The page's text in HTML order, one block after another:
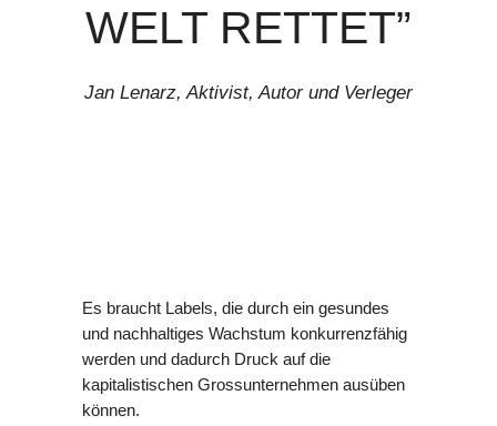
WELT RETTET”
Jan Lenarz, Aktivist, Autor und Verleger
Es braucht Labels, die durch ein gesundes
und nachhaltiges Wachstum konkurrenzfähig
werden und dadurch Druck auf die
kapitalistischen Grossunternehmen ausüben
können.